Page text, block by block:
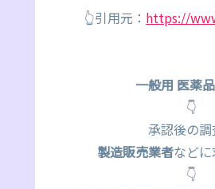
👆引用元： https://
一般用 医薬品
👇
承認後の調
製造販売業者などに
👇